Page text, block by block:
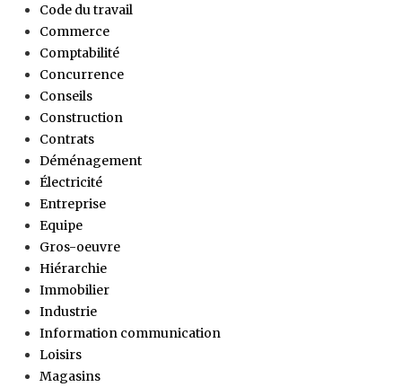
Code du travail
Commerce
Comptabilité
Concurrence
Conseils
Construction
Contrats
Déménagement
Électricité
Entreprise
Equipe
Gros-oeuvre
Hiérarchie
Immobilier
Industrie
Information communication
Loisirs
Magasins